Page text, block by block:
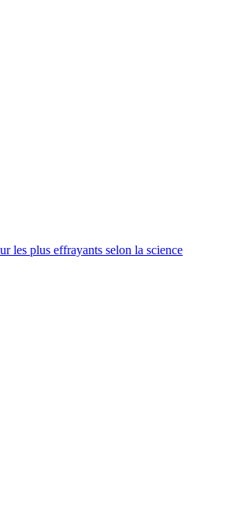
les plus effrayants selon la science